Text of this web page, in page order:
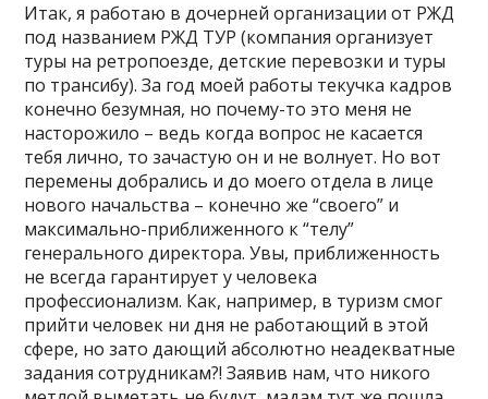
Итак, я работаю в дочерней организации от РЖД
под названием РЖД ТУР (компания организует
туры на ретропоезде, детские перевозки и туры
по трансибу). За год моей работы текучка кадров
конечно безумная, но почему-то это меня не
насторожило – ведь когда вопрос не касается
тебя лично, то зачастую он и не волнует. Но вот
перемены добрались и до моего отдела в лице
нового начальства – конечно же “своего” и
максимально-приближенного к “телу”
генерального директора. Увы, приближенность
не всегда гарантирует у человека
профессионализм. Как, например, в туризм смог
прийти человек ни дня не работающий в этой
сфере, но зато дающий абсолютно неадекватные
задания сотрудникам?! Заявив нам, что никого